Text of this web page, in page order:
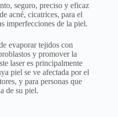
seguro, preciso y eficaz
acné, cicatrices, para el
imperfecciones de la piel.
evaporar tejidos con
y promover la
laser es principalmente
piel se ve afectada por el
y para personas que
de su piel.